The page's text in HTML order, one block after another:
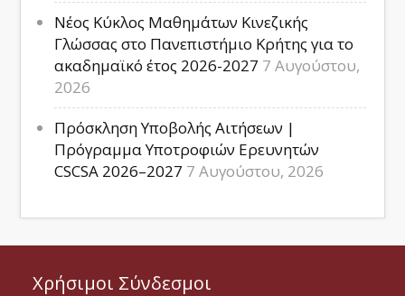
Νέος Κύκλος Μαθημάτων Κινεζικής
Γλώσσας στο Πανεπιστήμιο Κρήτης για το
ακαδημαϊκό έτος 2026-2027 7 Αυγούστου,
2026
Πρόσκληση Υποβολής Αιτήσεων |
Πρόγραμμα Υποτροφιών Ερευνητών
CSCSA 2026–2027 7 Αυγούστου, 2026
Χρήσιμοι Σύνδεσμοι